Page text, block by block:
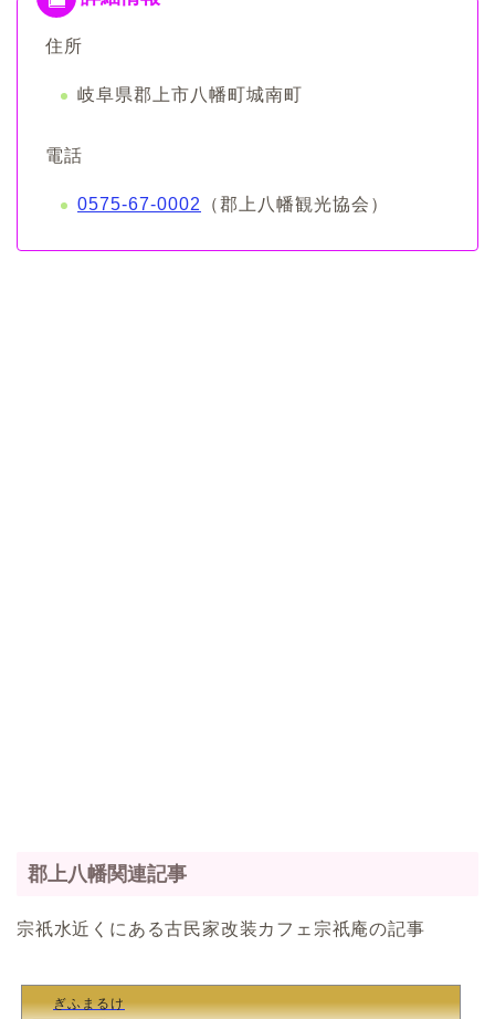
住所
岐阜県郡上市八幡町城南町
電話
0575-67-0002 （郡上八幡観光協会）
郡上八幡関連記事
宗祇水近くにある古民家改装カフェ宗祇庵の記事
ぎふまるけ